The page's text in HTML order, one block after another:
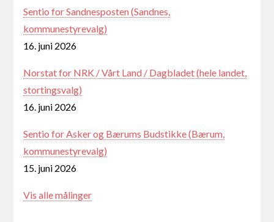
Sentio for Sandnesposten (Sandnes,
kommunestyrevalg)
16. juni 2026
Norstat for NRK / Vårt Land / Dagbladet (hele landet,
stortingsvalg)
16. juni 2026
Sentio for Asker og Bærums Budstikke (Bærum,
kommunestyrevalg)
15. juni 2026
Vis alle målinger